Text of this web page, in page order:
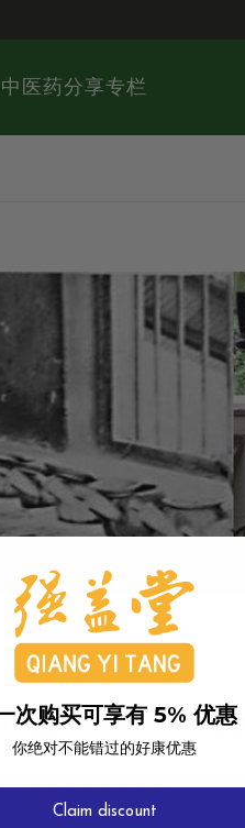
中医药分享专栏
超过300多种药材及专业人
为您代劳捉药及煎药。
次购买可享有 5% 优惠
你绝对不能错过的好康优惠
Claim discount